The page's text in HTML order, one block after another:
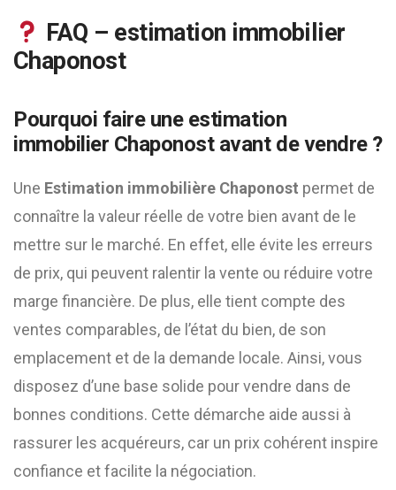
FAQ – estimation immobilier
Chaponost
Pourquoi faire une estimation
immobilier Chaponost avant de vendre ?
Une Estimation immobilière Chaponost permet de
connaître la valeur réelle de votre bien avant de le
mettre sur le marché. En effet, elle évite les erreurs
de prix, qui peuvent ralentir la vente ou réduire votre
marge financière. De plus, elle tient compte des
ventes comparables, de l’état du bien, de son
emplacement et de la demande locale. Ainsi, vous
disposez d’une base solide pour vendre dans de
bonnes conditions. Cette démarche aide aussi à
rassurer les acquéreurs, car un prix cohérent inspire
confiance et facilite la négociation.